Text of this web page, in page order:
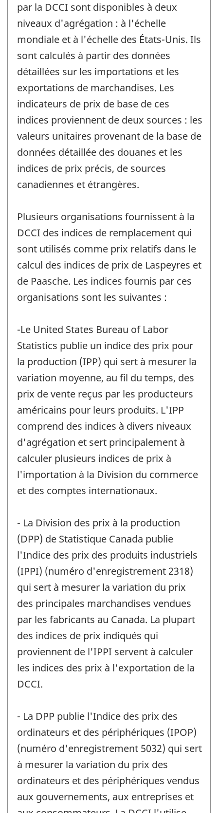
par la DCCI sont disponibles à deux
niveaux d'agrégation : à l'échelle
mondiale et à l'échelle des États-Unis. Ils
sont calculés à partir des données
détaillées sur les importations et les
exportations de marchandises. Les
indicateurs de prix de base de ces
indices proviennent de deux sources : les
valeurs unitaires provenant de la base de
données détaillée des douanes et les
indices de prix précis, de sources
canadiennes et étrangères.
Plusieurs organisations fournissent à la
DCCI des indices de remplacement qui
sont utilisés comme prix relatifs dans le
calcul des indices de prix de Laspeyres et
de Paasche. Les indices fournis par ces
organisations sont les suivantes :
-Le United States Bureau of Labor
Statistics publie un indice des prix pour
la production (IPP) qui sert à mesurer la
variation moyenne, au fil du temps, des
prix de vente reçus par les producteurs
américains pour leurs produits. L'IPP
comprend des indices à divers niveaux
d'agrégation et sert principalement à
calculer plusieurs indices de prix à
l'importation à la Division du commerce
et des comptes internationaux.
- La Division des prix à la production
(DPP) de Statistique Canada publie
l'Indice des prix des produits industriels
(IPPI) (numéro d'enregistrement 2318)
qui sert à mesurer la variation du prix
des principales marchandises vendues
par les fabricants au Canada. La plupart
des indices de prix indiqués qui
proviennent de l'IPPI servent à calculer
les indices des prix à l'exportation de la
DCCI.
- La DPP publie l'Indice des prix des
ordinateurs et des périphériques (IPOP)
(numéro d'enregistrement 5032) qui sert
à mesurer la variation du prix des
ordinateurs et des périphériques vendus
aux gouvernements, aux entreprises et